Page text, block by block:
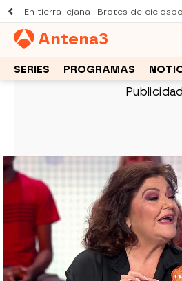
En tierra lejana Brotes de
Antena3
SERIES PROGRAMAS
PASAPALABRA
El misterioso
Reina en
con un giro de guion
La actriz ha dejado a todos
frase enigmática durante su